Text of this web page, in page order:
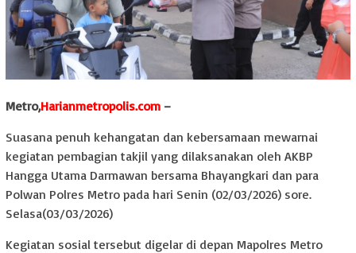
Metro,Harianmetropolis.com –
Suasana penuh kehangatan dan kebersamaan mewarnai
kegiatan pembagian takjil yang dilaksanakan oleh AKBP
Hangga Utama Darmawan bersama Bhayangkari dan para
Polwan Polres Metro pada hari Senin (02/03/2026) sore.
Selasa(03/03/2026)
Kegiatan sosial tersebut digelar di depan Mapolres Metro